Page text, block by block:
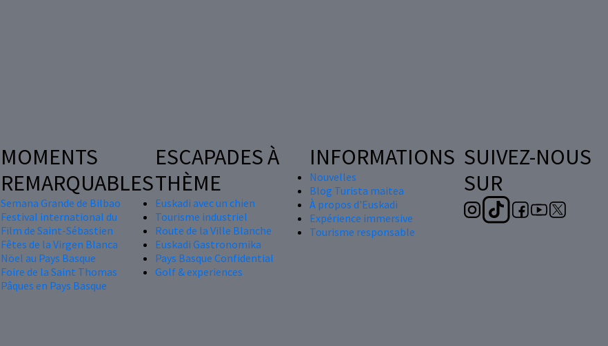
MOMENTS
REMARQUABLES
Semana Grande de Bilbao
Festival international du
Film de Saint-Sébastien
Fêtes de la Virgen Blanca
Nöel au Pays Basque
Foire de la Saint Thomas
Pâques en Pays Basque
ESCAPADES À
THÈME
Euskadi avec un chien
Tourisme industriel
Route de la Ville Blanche
Euskadi Gastronomika
Pays Basque Confidential
Golf & experiences
INFORMATIONS
Nouvelles
Blog Turista maitea
À propos d'Euskadi
Expérience immersive
Tourisme responsable
SUIVEZ-NOUS
SUR